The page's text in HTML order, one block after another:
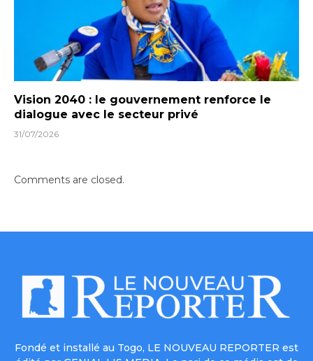
Vision 2040 : le gouvernement renforce le
dialogue avec le secteur privé
31/07/2026
Comments are closed.
Fondé et installé au Togo, LE NOUVEAU REPORTER est